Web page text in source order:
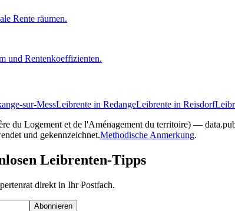
Rente räumen.
und Rentenkoeffizienten.
sur-MessLeibrente in RedangeLeibrente in Reisdorf
du Logement et de l'Aménagement du territoire) —
und gekennzeichnet.Methodische Anmerkung.
Leibrenten-Tipps
direkt in Ihr Postfach.
Abonnieren